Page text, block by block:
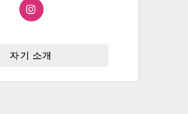
자기 소개